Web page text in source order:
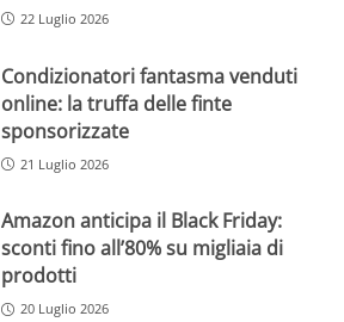
22 Luglio 2026
Condizionatori fantasma venduti
online: la truffa delle finte
sponsorizzate
21 Luglio 2026
Amazon anticipa il Black Friday:
sconti fino all’80% su migliaia di
prodotti
20 Luglio 2026